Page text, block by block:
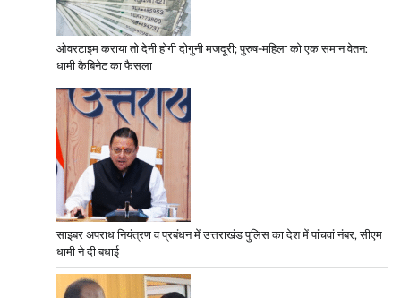
ओवरटाइम कराया तो देनी होगी दोगुनी मजदूरी; पुरुष-महिला को एक समान वेतन:
धामी कैबिनेट का फैसला
साइबर अपराध नियंत्रण व प्रबंधन में उत्तराखंड पुलिस का देश में पांचवां नंबर, सीएम
धामी ने दी बधाई